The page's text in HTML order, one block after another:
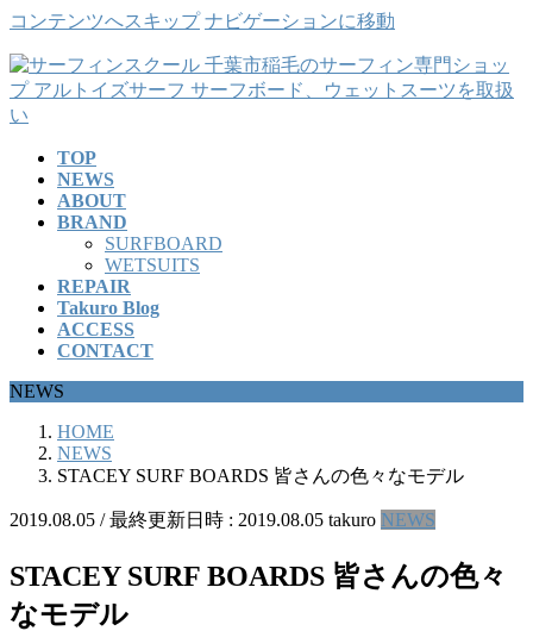
コンテンツへスキップ ナビゲーションに移動
TOP
NEWS
ABOUT
BRAND
SURFBOARD
WETSUITS
REPAIR
Takuro Blog
ACCESS
CONTACT
NEWS
HOME
NEWS
STACEY SURF BOARDS 皆さんの色々なモデル
2019.08.05 / 最終更新日時 : 2019.08.05 takuro NEWS
STACEY SURF BOARDS 皆さんの色々
なモデル